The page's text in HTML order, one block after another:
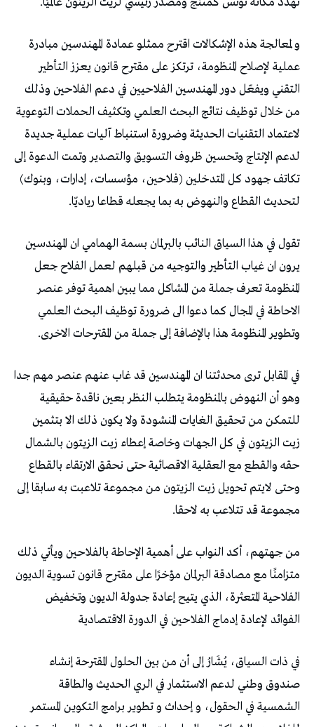
و لمعالجة هذه الإشكالات اقترح ممثلو عمادة المهندسين مبادرة
عملية لإصلاح المنظومة، ترتكز على مقترح قانون يعزز التأطير
التقني ويفعّل دور المهندسين الفلاحيين في دعم الفلاحين وذلك
من خلال توظيف نتائج البحث العلمي وتكثيف الحملات التوعوية
لاعتماد التقنيات الحديثة وضرورة استنباط آليات عملية جديدة
لدعم الإنتاج وتحسين ظروف التسويق والتصدير وتمت الدعوة إلى
تكاتف جهود كل المتدخلين (فلاحين، مؤسسات، إدارات، وبنوك)
لتحديث القطاع والنهوض به بما يجعله قطاعا رياديّا.
تقول في هذا السياق النائب بالبرلمان بسمة الهمامي ان المهندسين
يرون ان غياب التأطير والتوجيه من قبلهم لعمل الفلاح جعل
المنظومة تعرف جملة من المشاكل مما يبين اهمية توفر عنصر
الاحاطة في المجال كما دعوا الى ضرورة توظيف البحث العلمي
وتطوير المنظومة هذا بالإضافة إلى جملة من المقترحات الاخرى.
في المقابل ترى محدثتنا ان المهندسين قد غاب عنهم عنصر مهم جدا
وهو أن النهوض بالمنظومة يتطلب النظر بعين ناقدة حقيقية
للتمكن من تحقيق الغايات المنشودة ولا يكون ذلك الا بتثمين
زيت الزيتون في كل الجهات وخاصة إعطاء زيت الزيتون بالشمال
حقه والقطع مع العقلية الاقصائية حتى نحقق الارتقاء بالقطاع
وحتى لايتم تحويل زيت الزيتون من مجموعة تلاعبت به سابقا إلى
مجموعة قد تتلاعب به لاحقا.
من جهتهم، أكد النواب على أهمية الإحاطة بالفلاحين ويأتي ذلك
متزامنًا مع مصادقة البرلمان مؤخرًا على مقترح قانون تسوية الديون
الفلاحية المتعثرة، الذي يتيح إعادة جدولة الديون وتخفيض
الفوائد لإعادة إدماج الفلاحين في الدورة الاقتصادية
في ذات السياق، يُشَارُ إلى أن من بين الحلول المقترحة إنشاء
صندوق وطني لدعم الاستثمار في الري الحديث والطاقة
الشمسية في الحقول، و إحداث و تطوير برامج التكوين المستمر